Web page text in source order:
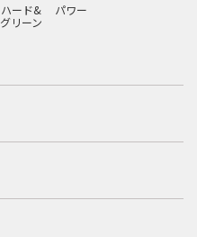
ハード&
グリーン
パワー